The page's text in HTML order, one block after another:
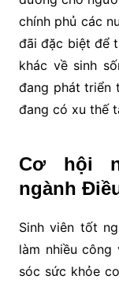
chính phủ các
đãi đặc biệt để
khác về sinh
đang phát triển
đang có xu thế
Cơ hội
ngành
Sinh viên tốt
làm nhiều
sóc sức khỏe